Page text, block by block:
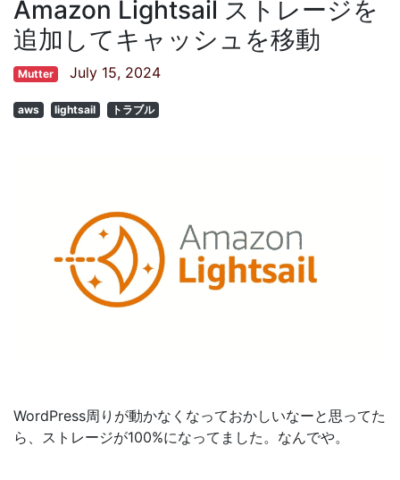
Amazon Lightsail ストレージを
追加してキャッシュを移動
Mutter July 15, 2024
aws lightsail トラブル
WordPress周りが動かなくなっておかしいなーと思ってた
ら、ストレージが100%になってました。なんでや。